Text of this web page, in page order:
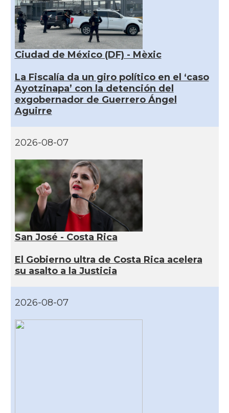
Ciudad de México (DF) - Mèxic
La Fiscalía da un giro político en el ‘caso
Ayotzinapa’ con la detención del
exgobernador de Guerrero Ángel
Aguirre
2026-08-07
San José - Costa Rica
El Gobierno ultra de Costa Rica acelera
su asalto a la Justicia
2026-08-07